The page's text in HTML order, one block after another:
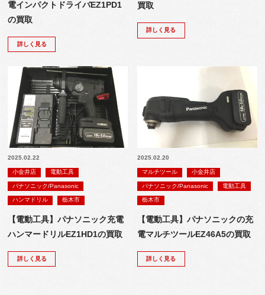
電インパクトドライバEZ1PD1
の買取
詳しく見る
買取
詳しく見る
2025.02.22
小金井店 電動工具
パナソニック/Panasonic
ハンマドリル 栃木市
【電動工具】パナソニック充電
ハンマードリルEZ1HD1の買取
詳しく見る
2025.02.20
マルチツール 小金井店
パナソニック/Panasonic 電動工具
栃木市
【電動工具】パナソニックの充
電マルチツールEZ46A5の買取
詳しく見る